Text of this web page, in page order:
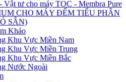
Vật tư cho máy TOC - Membra Pure
CHO MÁY ĐẾM TIỂU PHÂN
SẴN)
Khảo
Khu Vực Miền Nam
Khu Vực Miền Trung
Khu Vực Miền Bắc
Nước Ngoài